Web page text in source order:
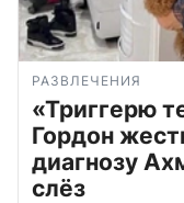
РАЗВЛЕЧЕНИЯ
«Триггерю
Гордон
диагнозу
слёз